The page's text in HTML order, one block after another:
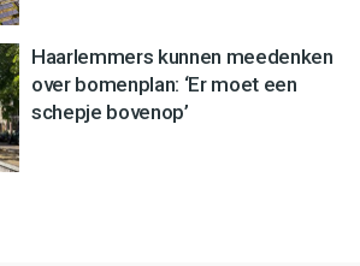
Haarlemmers kunnen meedenken
over bomenplan: ‘Er moet een
schepje bovenop’